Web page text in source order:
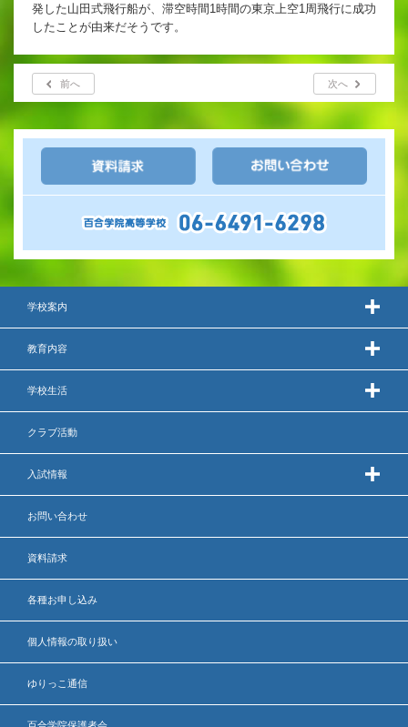
発した山田式飛行船が、滞空時間1時間の東京上空1周飛行に成功
したことが由来だそうです。
前へ 次へ
学校案内
教育内容
学校生活
クラブ活動
入試情報
お問い合わせ
資料請求
各種お申し込み
個人情報の取り扱い
ゆりっこ通信
学校スポット
行事スケジュール
入試関連よくある質問
入試イベント情報
進路実績